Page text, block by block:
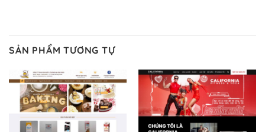
trang web WordPress của bạn.
Dễ dàng lựa chọn Hosting cho website WordPress
– Bảo mật cực tốt
Vì WordPress hiện là nền tảng xây dựng trang web và
SẢN PHẨM TƯƠNG TỰ